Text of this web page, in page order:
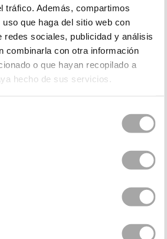
tráfico. Además, compartimos
que haga del sitio web con
redes sociales, publicidad y análisis
combinarla con otra información
o que hayan recopilado a
hecho de sus servicios.